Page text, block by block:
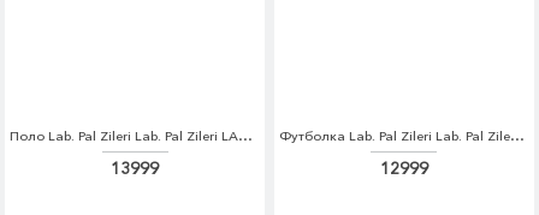
Поло Lab. Pal Zileri Lab. Pal Zileri LA059EMDQJX6
13999
Футболка Lab. Pal Zileri Lab. Pal Zileri LA059EMDQJX7
12999